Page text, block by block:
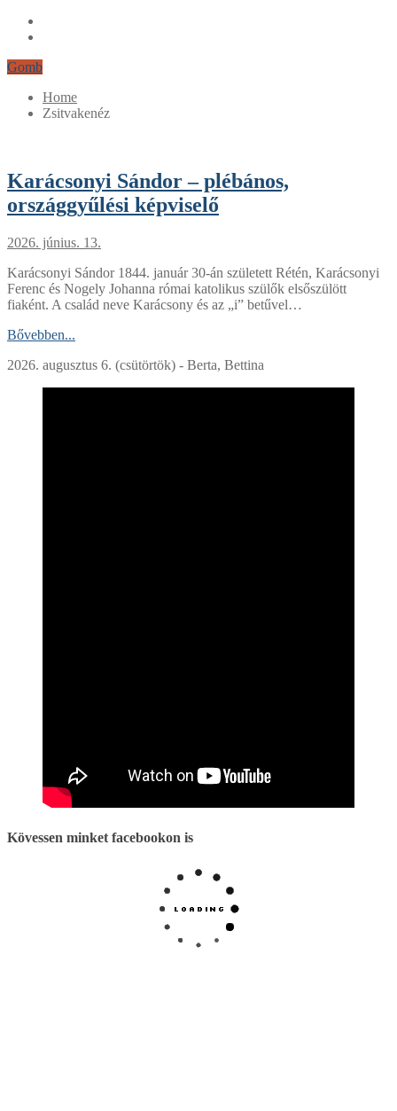
Gomb
Home
Zsitvakenéz
Karácsonyi Sándor – plébános,
országgyűlési képviselő
2026. június. 13.
Karácsonyi Sándor 1844. január 30-án született Rétén, Karácsonyi
Ferenc és Nogely Johanna római katolikus szülők elsőszülött
fiaként. A család neve Karácsony és az „i” betűvel…
Bővebben...
2026. augusztus 6. (csütörtök) - Berta, Bettina
Kövessen minket facebookon is